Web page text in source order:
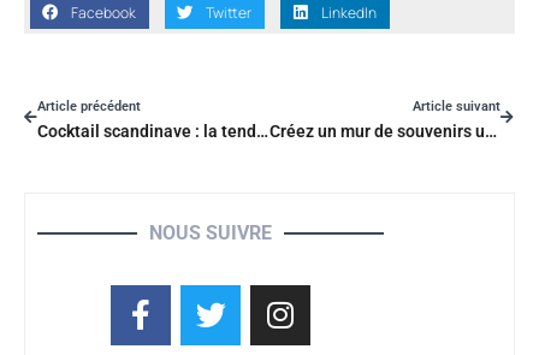
Facebook Twitter LinkedIn
Article précédent
Cocktail scandinave : la tendance déco à adopter cette année
Article suivant
Créez un mur de souvenirs unique avec le tirage Photoweb pour votre maison
NOUS SUIVRE